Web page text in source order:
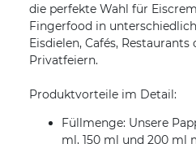
die perfekte Wahl für
Fingerfood in
Eisdielen, Cafés,
Privatfeiern.
Produktvorteile im Detail:
Füllmenge: Unsere
ml, 150 ml und 200 ml